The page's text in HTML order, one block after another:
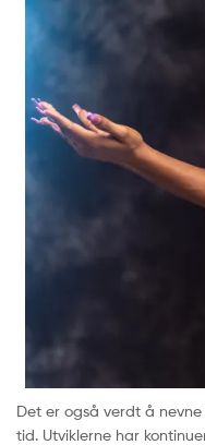
Det er også verdt å
tid. Utviklerne har